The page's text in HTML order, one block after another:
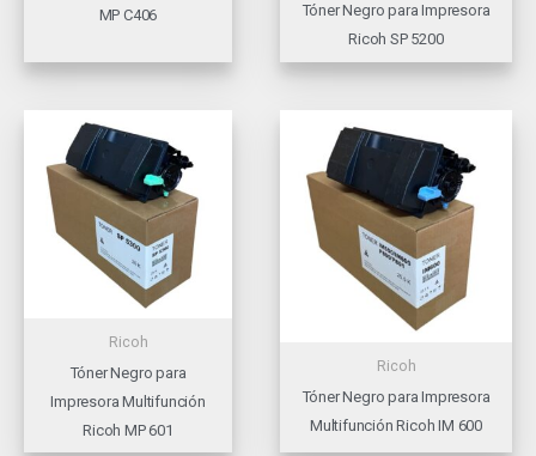
MP C406
Tóner Negro para Impresora
Ricoh SP 5200
Ricoh
Tóner Negro para
Impresora Multifunción
Ricoh MP 601
Ricoh
Tóner Negro para Impresora
Multifunción Ricoh IM 600